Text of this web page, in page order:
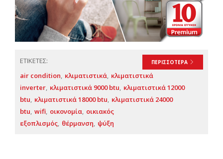
ΠΕΡΙΣΣΟΤΕΡΑ
ΕΤΙΚΕΤΕΣ:
air condition κλιματιστικά κλιματιστικά
inverter κλιματιστικά 9000 btu κλιματιστικά 12000
btu κλιματιστικά 18000 btu κλιματιστικά 24000
btu wifi οικονομία οικιακός
εξοπλισμός θέρμανση ψύξη